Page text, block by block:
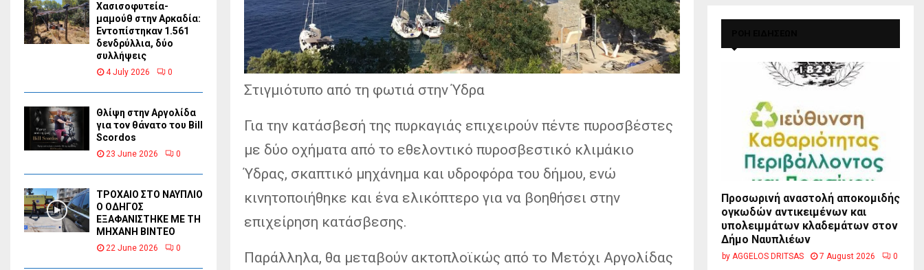
Στιγμιότυπο από τη φωτιά στην Ύδρα
Για την κατάσβεσή της πυρκαγιάς επιχειρούν πέντε πυροσβέστες
με δύο οχήματα από το εθελοντικό πυροσβεστικό κλιμάκιο
Ύδρας, σκαπτικό μηχάνημα και υδροφόρα του δήμου, ενώ
κινητοποιήθηκε και ένα ελικόπτερο για να βοηθήσει στην
επιχείρηση κατάσβεσης.
Παράλληλα, θα μεταβούν ακτοπλοϊκώς από το Μετόχι Αργολίδας
Χασισοφυτεία-
μαμούθ στην Αρκαδία:
Εντοπίστηκαν 1.561
δενδρύλλια, δύο
συλλήψεις
4 July 2026 0
Θλίψη στην Αργολίδα
για τον θάνατο του Bill
Scordos
23 June 2026 0
ΤΡΟΧΑΙΟ ΣΤΟ ΝΑΥΠΛΙΟ
Ο ΟΔΗΓΟΣ
ΕΞΑΦΑΝΙΣΤΗΚΕ ΜΕ ΤΗ
ΜΗΧΑΝΗ ΒΙΝΤΕΟ
22 June 2026 0
Προσωρινή αναστολή αποκομιδής
ογκωδών αντικειμένων και
υπολειμμάτων κλαδεμάτων στον
Δήμο Ναυπλιέων
by AGGELOS DRITSAS 7 August 2026 0